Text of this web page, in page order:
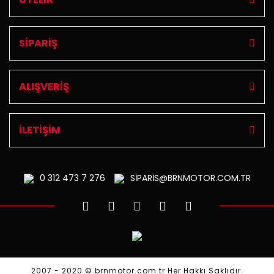
SİPARİŞ
ALIŞVERİŞ
İLETİŞİM
0 312473 7 276 SİPARİS@BRNMOTOR.COM.TR
2007 - 2020 © brnmotor.com.tr Her Hakkı Saklıdır.